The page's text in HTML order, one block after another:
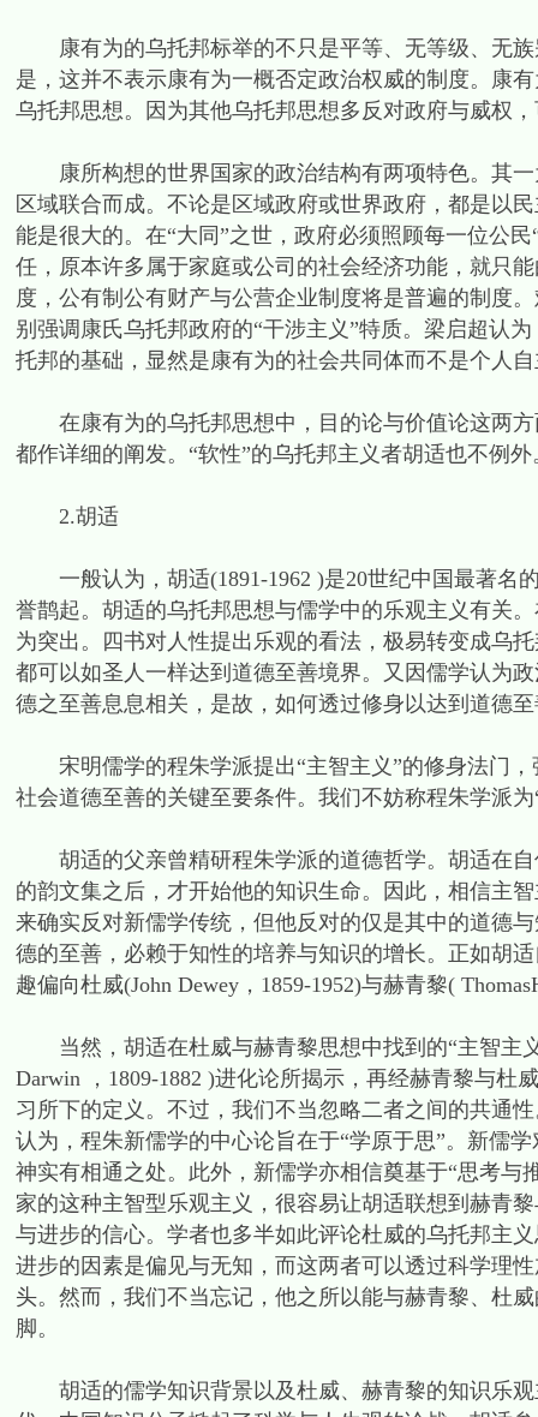
康有为的乌托邦标举的不只是平等、无等级、无族
是，这并不表示康有为一概否定政治权威的制度。康
乌托邦思想。因为其他乌托邦思想多反对政府与威权
康所构想的世界国家的政治结构有两项特色。其一
区域联合而成。不论是区域政府或世界政府，都是以
能是很大的。在“大同”之世，政府必须照顾每一位公
任，原本许多属于家庭或公司的社会经济功能，就只
度，公有制公有财产与公营企业制度将是普遍的制度
别强调康氏乌托邦政府的“干涉主义”特质。梁启超认
托邦的基础，显然是康有为的社会共同体而不是个人
在康有为的乌托邦思想中，目的论与价值论这两方
都作详细的阐发。“软性”的乌托邦主义者胡适也不例外
2.胡适
一般认为，胡适(1891-1962 )是20世纪中国最著名
誉鹊起。胡适的乌托邦思想与儒学中的乐观主义有关
为突出。四书对人性提出乐观的看法，极易转变成乌
都可以如圣人一样达到道德至善境界。又因儒学认为
德之至善息息相关，是故，如何透过修身以达到道德
宋明儒学的程朱学派提出“主智主义”的修身法门，
社会道德至善的关键至要条件。我们不妨称程朱学派
胡适的父亲曾精研程朱学派的道德哲学。胡适在自
的韵文集之后，才开始他的知识生命。因此，相信主
来确实反对新儒学传统，但他反对的仅是其中的道德
德的至善，必赖于知性的培养与知识的增长。正如胡
趣偏向杜威(John Dewey，1859-1952)与赫青黎(
当然，胡适在杜威与赫青黎思想中找到的“主智主义
Darwin ，1809-1882 )进化论所揭示，再经赫青黎与杜
习所下的定义。不过，我们不当忽略二者之间的共通
认为，程朱新儒学的中心论旨在于“学原于思”。新儒
神实有相通之处。此外，新儒学亦相信奠基于“思考
家的这种主智型乐观主义，很容易让胡适联想到赫青
与进步的信心。学者也多半如此评论杜威的乌托邦主
进步的因素是偏见与无知，而这两者可以透过科学理
头。然而，我们不当忘记，他之所以能与赫青黎、杜
脚。
胡适的儒学知识背景以及杜威、赫青黎的知识乐观